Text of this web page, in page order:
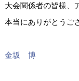
大会関係者の皆様、
本当にありがとうご
金坂 博